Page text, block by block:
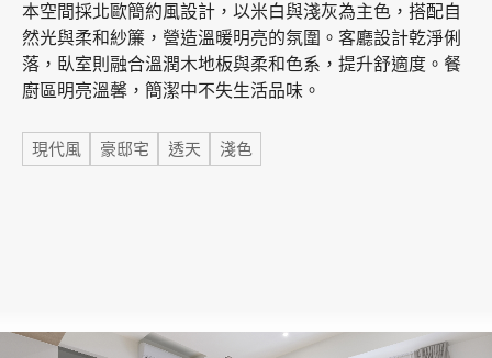
本空間採北歐簡約風設計，以米白與淺灰為主色，搭配自
然光與柔和紗簾，營造溫暖明亮的氛圍。客廳設計乾淨俐
落，臥室則融合溫潤木地板與柔和色系，提升舒適度。餐
廚區明亮溫馨，簡潔中不失生活品味。
標籤
現代風 豪邸宅 透天 淺色